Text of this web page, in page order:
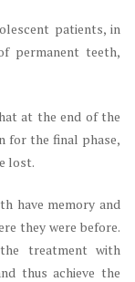
patients, in
permanent teeth,
at the end of the
for the final phase,
lost.
have memory and
they were before.
treatment with
thus achieve the